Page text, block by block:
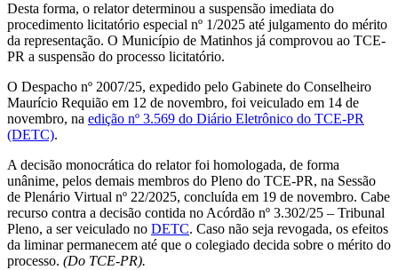
Desta forma, o relator determinou a suspensão imediata do
procedimento licitatório especial nº 1/2025 até julgamento do mérito
da representação. O Município de Matinhos já comprovou ao TCE-
PR a suspensão do processo licitatório.
O Despacho nº 2007/25, expedido pelo Gabinete do Conselheiro
Maurício Requião em 12 de novembro, foi veiculado em 14 de
novembro, na edição nº 3.569 do Diário Eletrônico do TCE-PR
(DETC).
A decisão monocrática do relator foi homologada, de forma
unânime, pelos demais membros do Pleno do TCE-PR, na Sessão
de Plenário Virtual nº 22/2025, concluída em 19 de novembro. Cabe
recurso contra a decisão contida no Acórdão nº 3.302/25 – Tribunal
Pleno, a ser veiculado no DETC. Caso não seja revogada, os efeitos
da liminar permanecem até que o colegiado decida sobre o mérito do
processo. (Do TCE-PR).